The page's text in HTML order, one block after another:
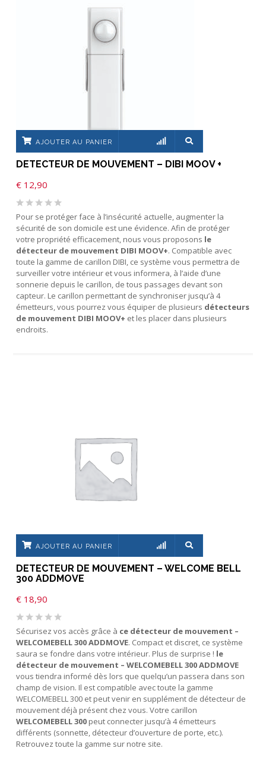
AJOUTER AU PANIER
DETECTEUR DE MOUVEMENT – DIBI MOOV +
€ 12,90
Pour se protéger face à l’insécurité actuelle, augmenter la
sécurité de son domicile est une évidence. Afin de protéger
votre propriété efficacement, nous vous proposons le
détecteur de mouvement DIBI MOOV+. Compatible avec
toute la gamme de carillon DIBI, ce système vous permettra de
surveiller votre intérieur et vous informera, à l’aide d’une
sonnerie depuis le carillon, de tous passages devant son
capteur. Le carillon permettant de synchroniser jusqu’à 4
émetteurs, vous pourrez vous équiper de plusieurs détecteurs
de mouvement DIBI MOOV+ et les placer dans plusieurs
endroits.
AJOUTER AU PANIER
DETECTEUR DE MOUVEMENT – WELCOME BELL
300 ADDMOVE
€ 18,90
Sécurisez vos accès grâce à ce détecteur de mouvement –
WELCOMEBELL 300 ADDMOVE. Compact et discret, ce système
saura se fondre dans votre intérieur. Plus de surprise ! le
détecteur de mouvement – WELCOMEBELL 300 ADDMOVE
vous tiendra informé dès lors que quelqu’un passera dans son
champ de vision. Il est compatible avec toute la gamme
WELCOMEBELL 300 et peut venir en supplément de détecteur de
mouvement déjà présent chez vous. Votre carillon
WELCOMEBELL 300 peut connecter jusqu’à 4 émetteurs
différents (sonnette, détecteur d’ouverture de porte, etc.).
Retrouvez toute la gamme sur notre site.